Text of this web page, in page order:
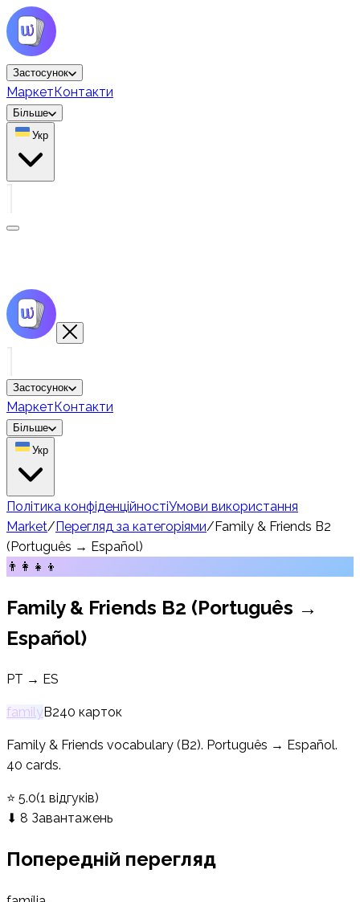
Застосунок
МаркетКонтакти
Більше
Укр
Застосунок
МаркетКонтакти
Більше
Укр
Політика конфіденційностіУмови використання
Market/Перегляд за категоріями/Family & Friends B2
(Português → Español)
👨‍👩‍👧‍👦
Family & Friends B2 (Português →
Español)
PT → ES
family B240 карток
Family & Friends vocabulary (B2). Português → Español.
40 cards.
⭐ 5.0(1 відгуків)
⬇ 8 Завантажень
Попередній перегляд